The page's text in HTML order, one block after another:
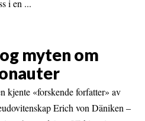
i en ...
myten om
kjente «forskende forfatter» av
Erich von Däniken –